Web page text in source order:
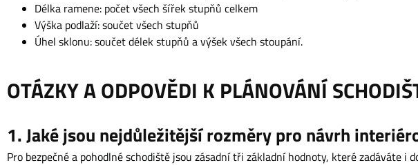
Délka ramene: počet všech šířek stupňů celkem
Výška podlaží: součet všech stupňů
Úhel sklonu: součet délek stupňů a výšek všech stoupání.
OTÁZKY A ODPOVĚDI K PLÁNOVÁNÍ
1. Jaké jsou nejdůležitější rozměry pro návrh
Pro bezpečné a pohodlné schodiště jsou zásadní tři základní hodnoty, které zadáváte i